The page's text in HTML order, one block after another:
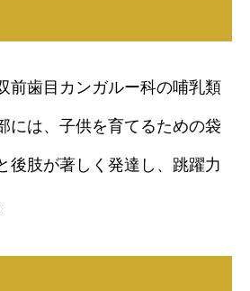
前歯目カンガルー科の哺乳類
には、子供を育てるための袋
後肢が著しく発達し、跳躍力